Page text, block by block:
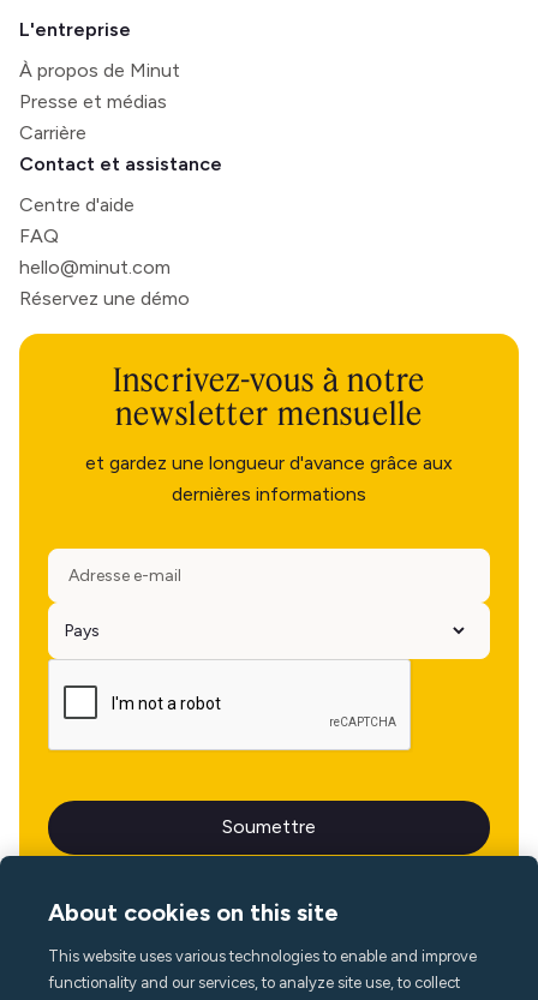
L'entreprise
À propos de Minut
Presse et médias
Carrière
Contact et assistance
Centre d'aide
FAQ
hello@minut.com
Réservez une démo
Inscrivez-vous à notre
newsletter mensuelle
et gardez une longueur d'avance grâce aux
dernières informations
Langue
About cookies on this site
This website uses various technologies to enable and improve
functionality and our services, to analyze site use, to collect